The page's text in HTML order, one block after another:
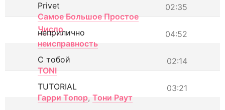
02:35
Privet
Самое Большое Простое
Число
04:52
неприлично
неисправность
02:14
С тобой
TONI
03:21
TUTORIAL
Гарри Топор, Тони Раут